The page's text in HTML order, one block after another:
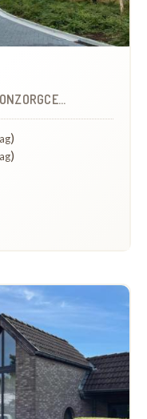
(WZC)
)
)